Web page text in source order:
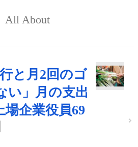
All About
と月2回のゴ
い」月の支出
場企業役員69